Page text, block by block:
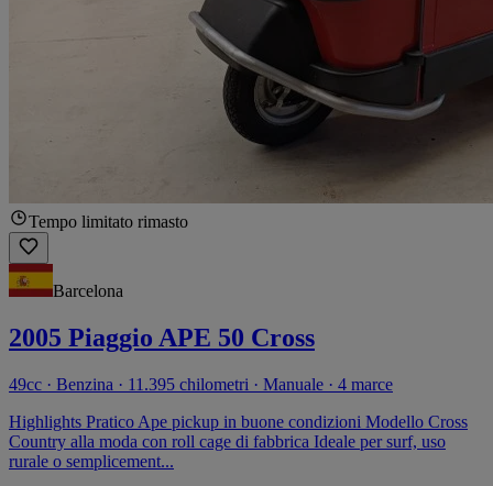
Tempo limitato rimasto
Barcelona
2005 Piaggio APE 50 Cross
49cc · Benzina · 11.395 chilometri · Manuale · 4 marce
Highlights Pratico Ape pickup in buone condizioni Modello Cross
Country alla moda con roll cage di fabbrica Ideale per surf, uso
rurale o semplicement...